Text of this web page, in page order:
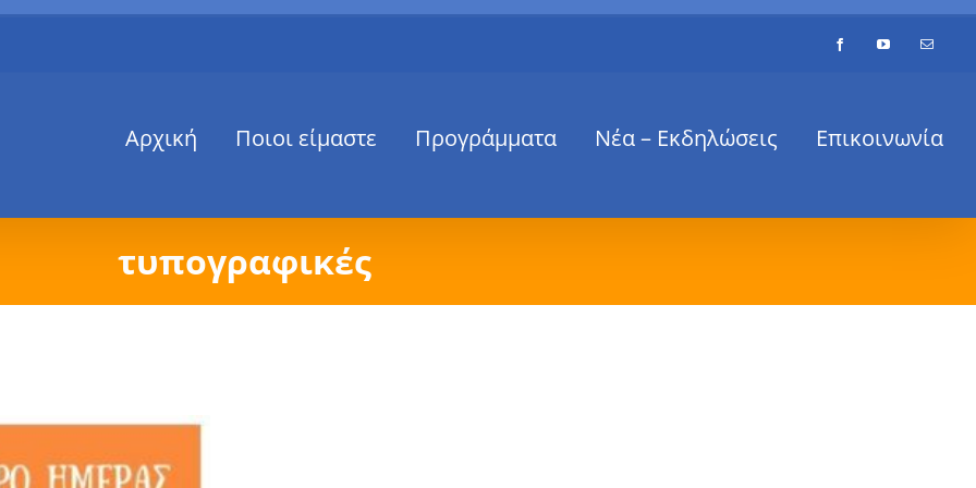
FacebookYouTubeEmail
Αρχική Ποιοι είμαστε Προγράμματα Νέα – Εκδηλώσεις Επικοινωνία
τυπογραφικές